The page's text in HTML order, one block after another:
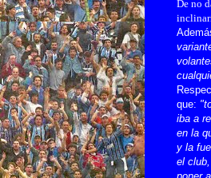
De no
que:
iba a
en la
y la
el